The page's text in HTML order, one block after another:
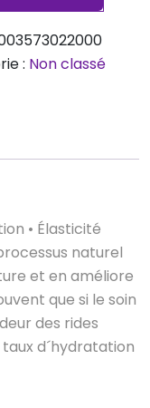
: Non classé
• Élasticité
naturel
et en améliore
que si le soin
des rides
d´hydratation